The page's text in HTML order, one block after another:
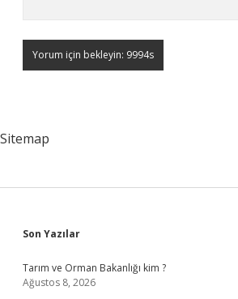
Sitemap
Sidebar
Son Yazılar
Tarım ve Orman Bakanlığı kim ?
Ağustos 8, 2026